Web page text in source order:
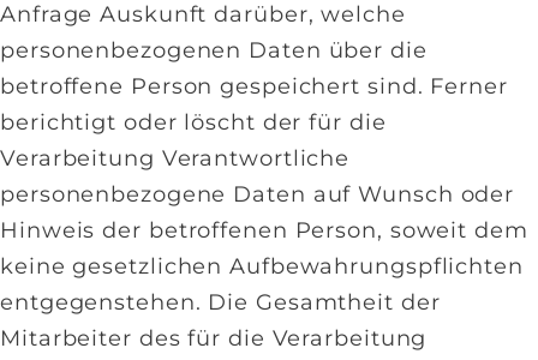
Anfrage Auskunft darüber, welche
personenbezogenen Daten über die
betroffene Person gespeichert sind. Ferner
berichtigt oder löscht der für die
Verarbeitung Verantwortliche
personenbezogene Daten auf Wunsch oder
Hinweis der betroffenen Person, soweit dem
keine gesetzlichen Aufbewahrungspflichten
entgegenstehen. Die Gesamtheit der
Mitarbeiter des für die Verarbeitung